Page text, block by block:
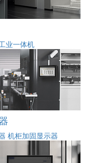
业一体机
机柜加固显示器